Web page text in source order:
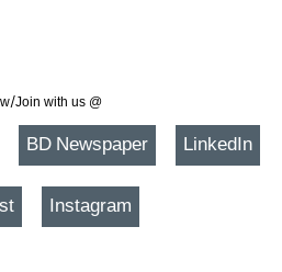
Join with us @
BD Newspaper LinkedIn
Instagram